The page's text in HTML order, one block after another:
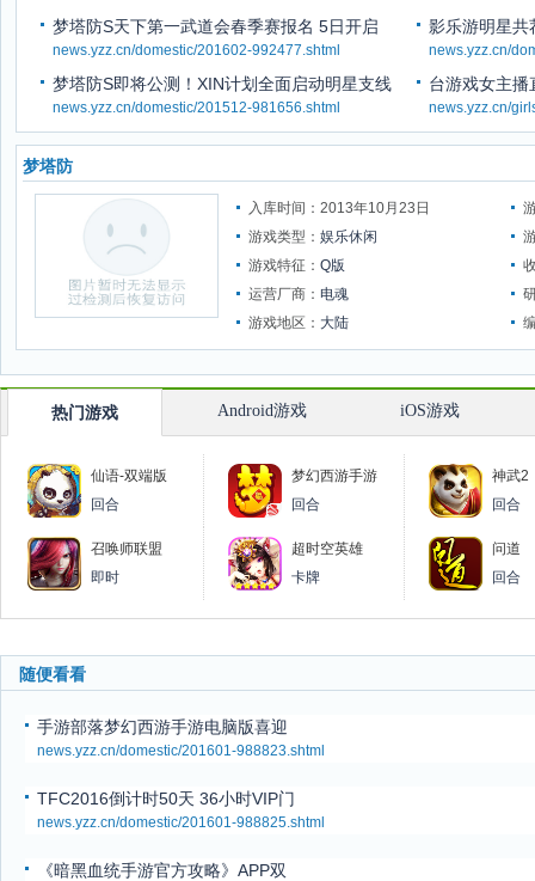
梦塔防S天下第一武道会春季赛报名 5日开启
news.yzz.cn/domestic/201602-992477.shtml
影乐游明星共
news.yzz.cn/
梦塔防S即将公测！XIN计划全面启动明星支线
news.yzz.cn/domestic/201512-981656.shtml
台游戏女主
news.yzz.cn/
梦塔防
入库时间：2013年10月23日
游戏类型： 娱乐休闲
游戏特征： Q版
运营厂商： 电魂
游戏地区： 大陆
热门游戏 Android游戏 iOS游戏
仙语-双端版
回合
梦幻西游手游
回合
神武2
回合
召唤师联盟
即时
超时空英雄
卡牌
问道
回合
随便看看
手游部落梦幻西游手游电脑版喜迎
news.yzz.cn/domestic/201601-988823.shtml
TFC2016倒计时50天 36小时VIP门
news.yzz.cn/domestic/201601-988825.shtml
《暗黑血统手游官方攻略》APP双